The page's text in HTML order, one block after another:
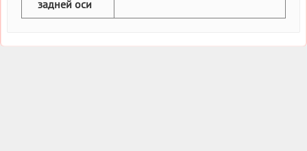
задней оси